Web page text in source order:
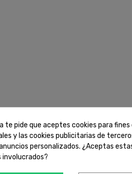
te pide que aceptes cookies para
y las cookies publicitarias de
personalizados. ¿Aceptas
involucrados?